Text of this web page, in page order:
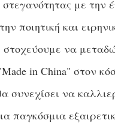
με την
ποιητική και
να
in China" στον
συνεχίσει να
παγκόσμια